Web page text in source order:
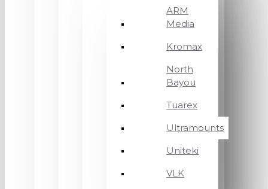
ARM
Media
Kromax
North
Bayou
Tuarex
Ultramounts
Uniteki
VLK